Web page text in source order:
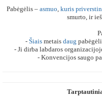
Pabėgėlis – asmuo, kuris
smurto, ir
- Šiaismetais daug
- Ji dirba labdaros
- Konvencijos saugo